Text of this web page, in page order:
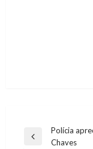
Navegação
Previous
Polícia
Chaves